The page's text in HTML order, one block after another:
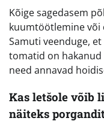
Kõige sagedasem
kuumtöötlemine või
Samuti veenduge,
tomatid on hakanud
need annavad
Kas letšole võib
näiteks